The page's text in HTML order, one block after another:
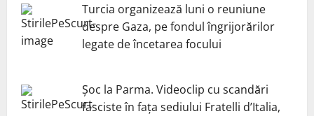
Turcia organizează luni o reuniune
despre Gaza, pe fondul îngrijorărilor
legate de încetarea focului
Șoc la Parma. Videoclip cu scandări
fasciste în fața sediului Fratelli d’Italia,